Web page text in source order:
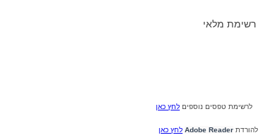
רשימת מלאי
לרשימת טפסים נוספים לחץ כאן
להורדת Adobe Reader לחץ כאן